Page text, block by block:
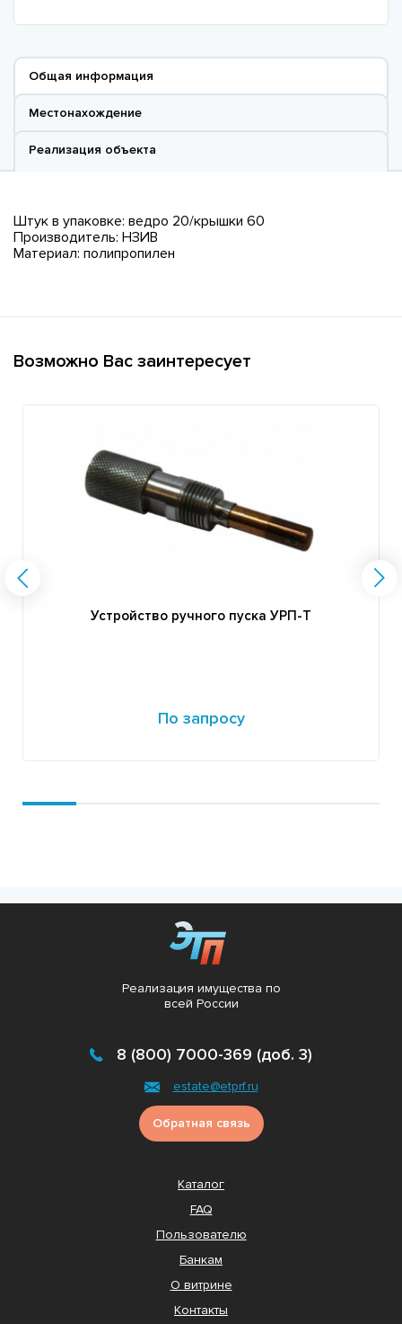
Общая информация
Местонахождение
Реализация объекта
Штук в упаковке: ведро 20/крышки 60
Производитель: НЗИВ
Материал: полипропилен
Возможно Вас заинтересует
Устройство ручного пуска УРП-Т
По запросу
Реализация имущества по
всей России
8 (800) 7000-369 (доб. 3)
estate@etprf.ru
Обратная связь
Каталог
FAQ
Пользователю
Банкам
О витрине
Контакты